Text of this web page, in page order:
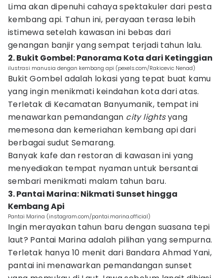
Lima akan dipenuhi cahaya spektakuler dari pesta
kembang api. Tahun ini, perayaan terasa lebih
istimewa setelah kawasan ini bebas dari
genangan banjir yang sempat terjadi tahun lalu.
2. Bukit Gombel: Panorama Kota dari Ketinggian
ilustrasi manusia dengan kembang api (pexels.com/Rakicevic Nenad)
Bukit Gombel adalah lokasi yang tepat buat kamu
yang ingin menikmati keindahan kota dari atas.
Terletak di Kecamatan Banyumanik, tempat ini
menawarkan pemandangan city lightsyang
memesona dan kemeriahan kembang api dari
berbagai sudut Semarang.
Banyak kafe dan restoran di kawasan ini yang
menyediakan tempat nyaman untuk bersantai
sembari menikmati malam tahun baru.
3. Pantai Marina: Nikmati Sunset hingga
Kembang Api
Pantai Marina (instagram.com/pantai.marina.official)
Ingin merayakan tahun baru dengan suasana tepi
laut? Pantai Marina adalah pilihan yang sempurna.
Terletak hanya 10 menit dari Bandara Ahmad Yani,
pantai ini menawarkan pemandangan sunset